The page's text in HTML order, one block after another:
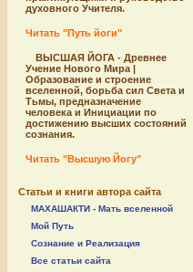
духовного Учителя.
Читать "Путь йоги"
ВЫСШАЯ ЙОГА - Древнее
Учение Нового Мира |
Образование и строение
вселенной, борьба сил Света и
Тьмы, предназначение
человека и Инициации по
достижению высших состояний
сознания.
Читать "Высшую Йогу"
Статьи и книги автора сайта
МАХАШАКТИ - Мать вселенной
Мой Путь
Сознание и Реализация
Все статьи сайта